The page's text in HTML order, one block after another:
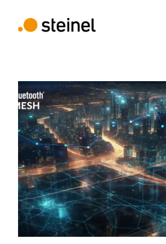
Ricerca
Inserire il termine di ricerca